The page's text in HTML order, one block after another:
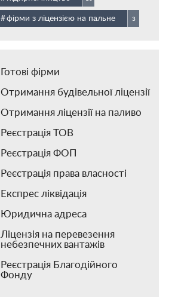
фірми з ліцензією на пальне 3
Готові фірми
Отримання будівельної ліцензії
Отримання ліцензії на паливо
Реєстрація ТОВ
Реєстрація ФОП
Реєстрація права власності
Експрес ліквідація
Юридична адреса
Ліцензія на перевезення
небезпечних вантажів
Реєстрація Благодійного
Фонду